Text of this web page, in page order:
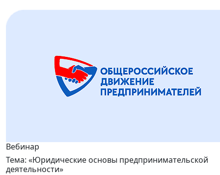
Вебинар
Тема: «Юридические основы предпринимательской
деятельности»